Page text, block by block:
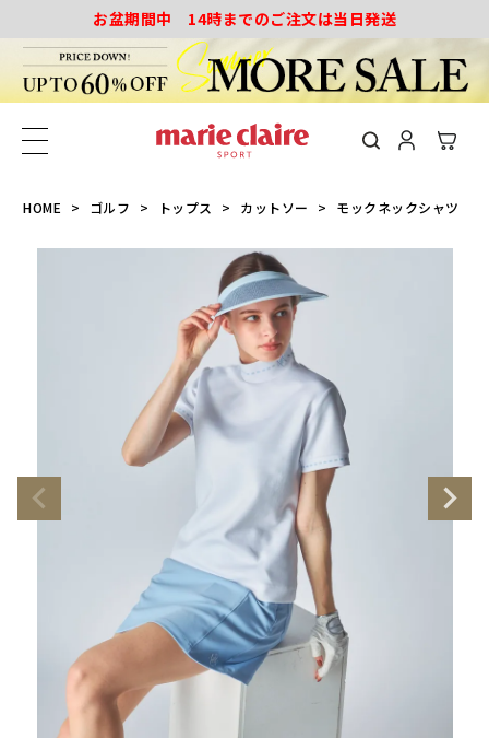
お盆期間中 14時までのご注文は当日発送
HOME ゴルフ トップス カットソー モックネックシャツ